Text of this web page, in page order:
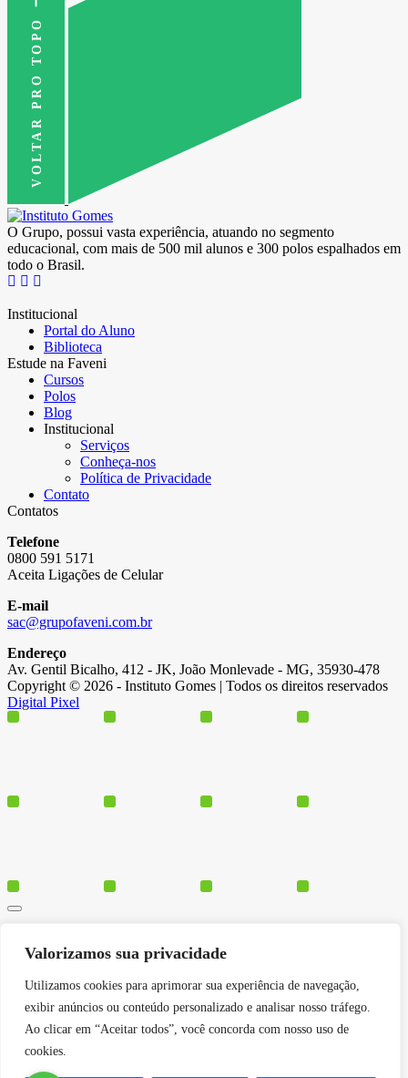
Valorizamos sua privacidade
Utilizamos cookies para aprimorar sua experiência de navegação,
exibir anúncios ou conteúdo personalizado e analisar nosso tráfego.
Ao clicar em “Aceitar todos”, você concorda com nosso uso de
cookies.
VOLTAR PRO TOPO
O Grupo, possui vasta experiência, atuando no segmento
educacional, com mais de 500 mil alunos e 300 polos espalhados em
todo o Brasil.
Institucional
Portal do Aluno
Biblioteca
Estude na Faveni
Cursos
Polos
Blog
Institucional
Serviços
Conheça-nos
Política de Privacidade
Contato
Contatos
Telefone
0800 591 5171
Aceita Ligações de Celular
E-mail
sac@grupofaveni.com.br
Endereço
Av. Gentil Bicalho, 412 - JK, João Monlevade - MG, 35930-478
Copyright © 2026 - Instituto Gomes | Todos os direitos reservados
Digital Pixel
Polos
Institucional